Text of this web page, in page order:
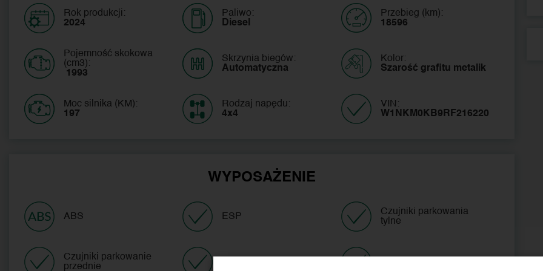
Rok produkcji:
2024
Paliwo:
Diesel
Przebieg (km):
18596
Pojemność skokowa
(cm3):
1993
Skrzynia biegów:
Automatyczna
Kolor:
Szarość grafitu metalik
Moc silnika (KM):
197
Rodzaj napędu:
4x4
VIN:
WYPOSAŻENIE
ABS ESP
Czujniki parkowania
tylne
Czujniki parkowanie
przednie